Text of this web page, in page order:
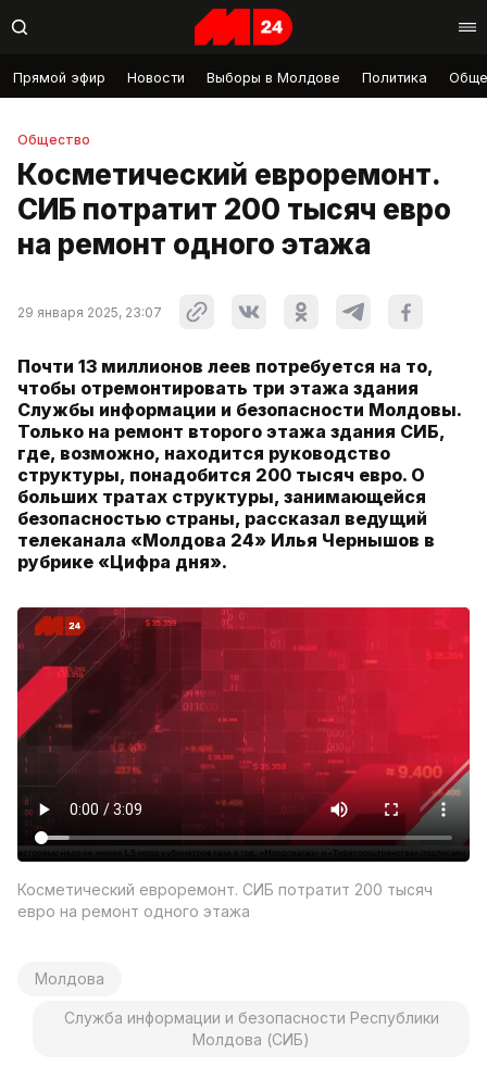
Прямой эфир Новости Выборы в Молдове Политика
Общество
Косметический евроремонт.
СИБ потратит 200 тысяч евро
на ремонт одного этажа
29 января 2025, 23:07
Почти 13 миллионов леев потребуется на то,
чтобы отремонтировать три этажа здания
Службы информации и безопасности Молдовы.
Только на ремонт второго этажа здания СИБ,
где, возможно, находится руководство
структуры, понадобится 200 тысяч евро. О
больших тратах структуры, занимающейся
безопасностью страны, рассказал ведущий
телеканала «Молдова 24» Илья Чернышов в
рубрике «Цифра дня».
Косметический евроремонт. СИБ потратит 200 тысяч
евро на ремонт одного этажа
Молдова
Служба информации и безопасности Республики
Молдова (СИБ)